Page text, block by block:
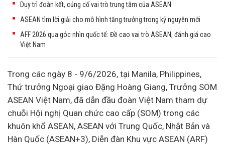
Duy trì đoàn kết, củng cố vai trò trung tâm của ASEAN
ASEAN tìm lời giải cho mô hình tăng trưởng trong kỷ nguyên mới
AFF 2026 qua góc nhìn quốc tế: Đề cao vai trò ASEAN, đánh giá cao
Việt Nam
Trong các ngày 8 - 9/6/2026, tại Manila, Philippines,
Thứ trưởng Ngoại giao Đặng Hoàng Giang, Trưởng SOM
ASEAN Việt Nam, đã dẫn đầu đoàn Việt Nam tham dự
chuỗi Hội nghị Quan chức cao cấp (SOM) trong các
khuôn khổ ASEAN, ASEAN với Trung Quốc, Nhật Bản và
Hàn Quốc (ASEAN+3), Diễn đàn Khu vực ASEAN (ARF)